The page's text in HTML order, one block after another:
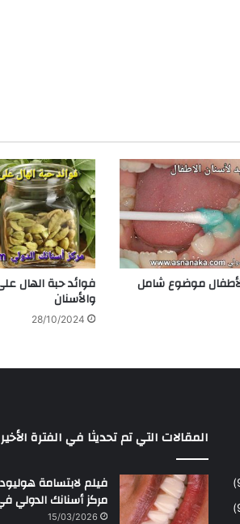
موضوع شامل فوائد حبة الهال
والأسنان
28/10/2024
المقالات التي تم تحديثا في الفترة
فيلم لابتسامة
مركز أسنانك الدولي
15/03/2026